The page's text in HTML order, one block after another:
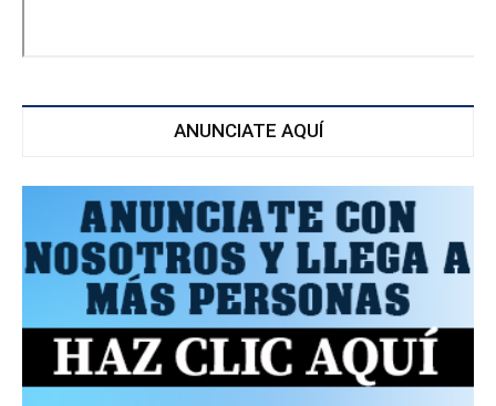
ANUNCIATE AQUÍ